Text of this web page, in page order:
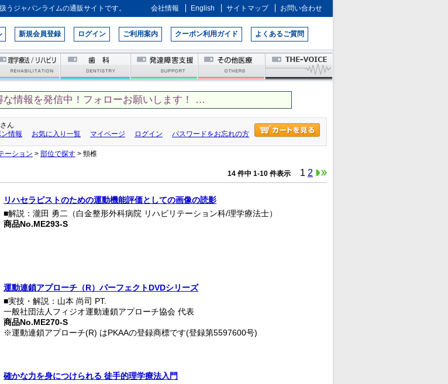
ジャパンライムの通販サイトです。 会社情報 English サイトマップ お問い合わせ
新規会員登録 ログイン ご利用案内 クーポン利用ガイド よくあるご質問
情報を発信中！フォローお願いします！ …
ん
情報
お気に入り一覧 マイページ ログイン パスワードをお忘れの方
ーション > 部位で探す > 頸椎
14 件中 1-10 件表示 1 2
リハセラピストのための運動機能評価としての画像の読影
■解説：瀧田 勇二（白金整形外科病院 リハビリテーション科/理学療法士）
商品No.ME293-S
運動連鎖アプローチ（R）パーフェクトDVDシリーズ
■実技・解説：山本 尚司 PT.
一般社団法人フィジオ運動連鎖アプローチ協会 代表
商品No.ME270-S
※運動連鎖アプローチ(R) はPKAAの登録商標です(登録第5597600号)
確かな力を身につけられる 徒手的理学療法入門